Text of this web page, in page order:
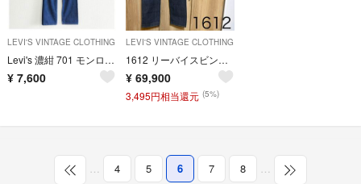
LEVI'S VINTAGE CLOTHING
Levi's 濃紺 701 モンローデニムLVC 赤耳 BIGE w26
¥ 7,600
LEVI'S VINTAGE CLOTHING
1612 リーバイスビンテージクロージング S501XX 44501 大戦デニム
¥ 69,900
3,495円相当還元 (5%)
… 4 5 6 7 8 …